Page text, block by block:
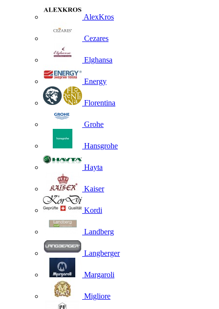
AlexKros
Cezares
Elghansa
Energy
Florentina
Grohe
Hansgrohe
Hayta
Kaiser
Kordi
Landberg
Langberger
Margaroli
Migliore